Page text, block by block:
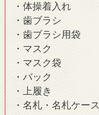
・体操着入れ
・歯ブラシ
・歯ブラシ用袋
・マスク
・マスク袋
・バック
・上履き
・名札・名札ケース